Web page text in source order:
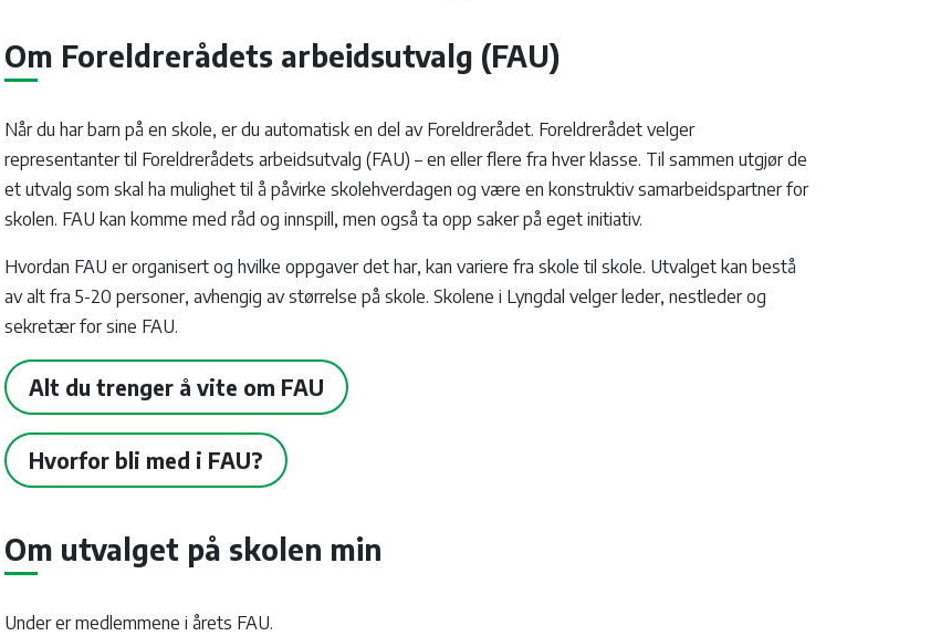
Om Foreldrerådets arbeidsutvalg (FAU)
Når du har barn på en skole, er du automatisk en del av Foreldrerådet. Foreldrerådet velger
representanter til Foreldrerådets arbeidsutvalg (FAU) – en eller flere fra hver klasse. Til sammen utgjør de
et utvalg som skal ha mulighet til å påvirke skolehverdagen og være en konstruktiv samarbeidspartner for
skolen. FAU kan komme med råd og innspill, men også ta opp saker på eget initiativ.
Hvordan FAU er organisert og hvilke oppgaver det har, kan variere fra skole til skole. Utvalget kan bestå
av alt fra 5-20 personer, avhengig av størrelse på skole. Skolene i Lyngdal velger leder, nestleder og
sekretær for sine FAU.
Alt du trenger å vite om FAU
Hvorfor bli med i FAU?
Om utvalget på skolen min
Under er medlemmene i årets FAU.